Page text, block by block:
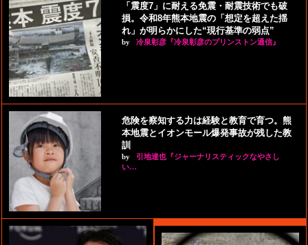
「震度7」に耐える免震・耐震技術でも破
損。令和8年熊本地震の「想定を超えた揺
れ」が明らかにした“現行基準の弱点”
by 冷泉彰彦『冷泉彰彦のプリンストン通信』
危険を察知する力は経験と教育で育つ。熊
本地震とイオンモール爆発事故が残した教
訓
by
引地達也『ジャーナリスティックなやさし
い…